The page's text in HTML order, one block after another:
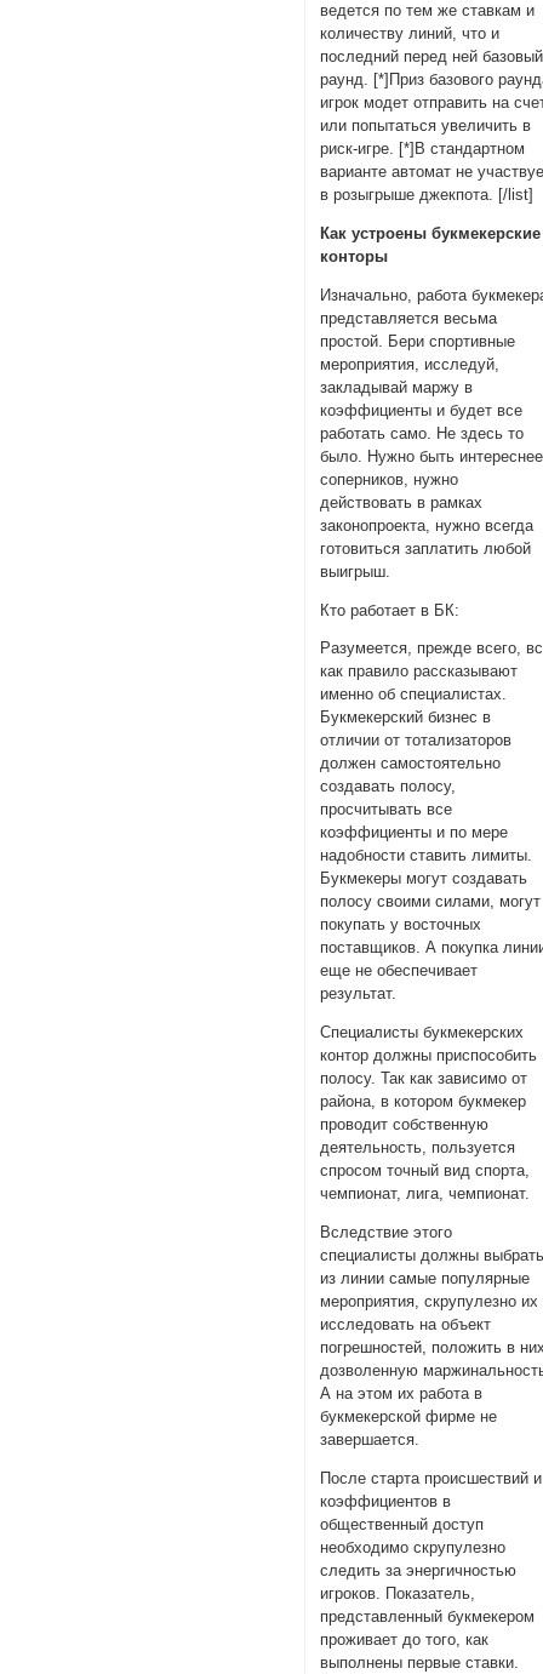
ведется по тем же ставкам и
количеству линий, что и
последний перед ней базовый
раунд. [*]Приз базового
игрок модет отправить на
или попытаться увеличить в
риск-игре. [*]В стандартном
варианте автомат не
в розыгрыше джекпота. [/list]
Как устроены букмекерские
конторы
Изначально, работа
представляется весьма
простой. Бери спортивные
мероприятия, исследуй,
закладывай маржу в
коэффициенты и будет все
работать само. Не здесь то
было. Нужно быть интереснее
соперников, нужно
действовать в рамках
законопроекта, нужно всегда
готовиться заплатить любой
выигрыш.
Кто работает в БК:
Разумеется, прежде всего,
как правило рассказывают
именно об специалистах.
Букмекерский бизнес в
отличии от тотализаторов
должен самостоятельно
создавать полосу,
просчитывать все
коэффициенты и по мере
надобности ставить лимиты.
Букмекеры могут создавать
полосу своими силами, могут
покупать у восточных
поставщиков. А покупка
еще не обеспечивает
результат.
Специалисты букмекерских
контор должны приспособить
полосу. Так как зависимо от
района, в котором букмекер
проводит собственную
деятельность, пользуется
спросом точный вид спорта,
чемпионат, лига, чемпионат.
Вследствие этого
специалисты должны
из линии самые популярные
мероприятия, скрупулезно их
исследовать на объект
погрешностей, положить в
дозволенную
А на этом их работа в
букмекерской фирме не
завершается.
После старта происшествий и
коэффициентов в
общественный доступ
необходимо скрупулезно
следить за энергичностью
игроков. Показатель,
представленный букмекером
проживает до того, как
выполнены первые ставки.